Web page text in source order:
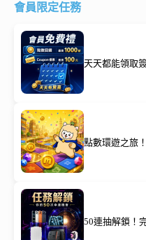
會員限定任務
天天都能領取
點數環遊之旅
50連抽解鎖！